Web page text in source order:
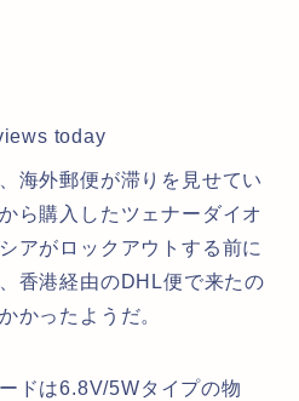
today
海外郵便が滞りを見せてい
ら購入したツェナーダイオ
アがロックアウトする前に
香港経由のDHL便で来たの
かったようだ。
ドは6.8V/5Wタイプの物